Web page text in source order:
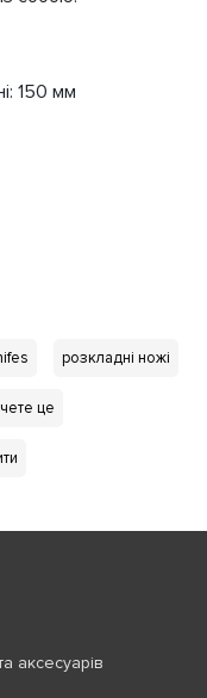
150 мм
розкладні ножі
це
аксесуарів